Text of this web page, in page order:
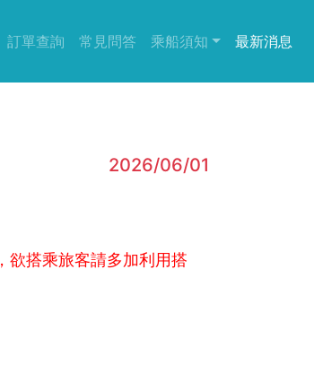
訂單查詢 常見問答 乘船須知 (current)
最新消息
2026/06/01
欲搭乘旅客請多加利用搭